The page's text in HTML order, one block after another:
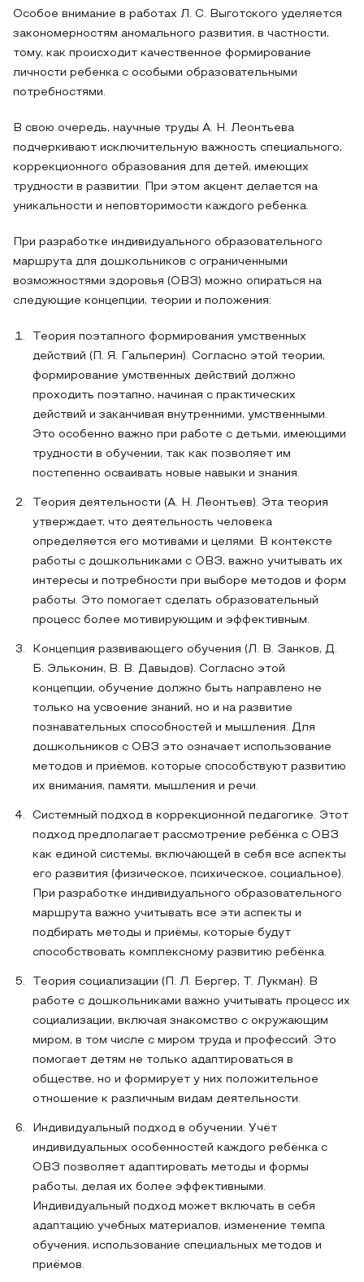
Особое внимание в работах Л. С. Выготского уделяется
закономерностям аномального развития, в частности,
тому, как происходит качественное формирование
личности ребенка с особыми образовательными
потребностями.
В свою очередь, научные труды А. Н. Леонтьева
подчеркивают исключительную важность специального,
коррекционного образования для детей, имеющих
трудности в развитии. При этом акцент делается на
уникальности и неповторимости каждого ребенка.
При разработке индивидуального образовательного
маршрута для дошкольников с ограниченными
возможностями здоровья (ОВЗ) можно опираться на
следующие концепции, теории и положения:
Теория поэтапного формирования умственных
действий (П. Я. Гальперин). Согласно этой теории,
формирование умственных действий должно
проходить поэтапно, начиная с практических
действий и заканчивая внутренними, умственными.
Это особенно важно при работе с детьми, имеющими
трудности в обучении, так как позволяет им
постепенно осваивать новые навыки и знания.
Теория деятельности (А. Н. Леонтьев). Эта теория
утверждает, что деятельность человека
определяется его мотивами и целями. В контексте
работы с дошкольниками с ОВЗ, важно учитывать их
интересы и потребности при выборе методов и форм
работы. Это помогает сделать образовательный
процесс более мотивирующим и эффективным.
Концепция развивающего обучения (Л. В. Занков, Д.
Б. Эльконин, В. В. Давыдов). Согласно этой
концепции, обучение должно быть направлено не
только на усвоение знаний, но и на развитие
познавательных способностей и мышления. Для
дошкольников с ОВЗ это означает использование
методов и приёмов, которые способствуют развитию
их внимания, памяти, мышления и речи.
Системный подход в коррекционной педагогике. Этот
подход предполагает рассмотрение ребёнка с ОВЗ
как единой системы, включающей в себя все аспекты
его развития (физическое, психическое, социальное).
При разработке индивидуального образовательного
маршрута важно учитывать все эти аспекты и
подбирать методы и приёмы, которые будут
способствовать комплексному развитию ребёнка.
Теория социализации (П. Л. Бергер, Т. Лукман). В
работе с дошкольниками важно учитывать процесс их
социализации, включая знакомство с окружающим
миром, в том числе с миром труда и профессий. Это
помогает детям не только адаптироваться в
обществе, но и формирует у них положительное
отношение к различным видам деятельности.
Индивидуальный подход в обучении. Учёт
индивидуальных особенностей каждого ребёнка с
ОВЗ позволяет адаптировать методы и формы
работы, делая их более эффективными.
Индивидуальный подход может включать в себя
адаптацию учебных материалов, изменение темпа
обучения, использование специальных методов и
приёмов.